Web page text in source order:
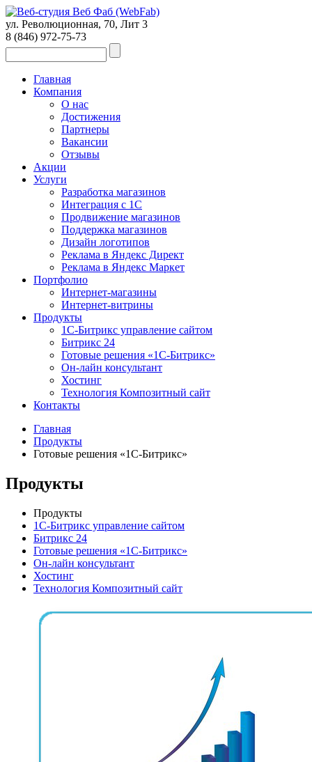
ул. Революционная, 70, Лит 3
8 (846) 972-75-73
Главная
Компания
О нас
Достижения
Партнеры
Вакансии
Отзывы
Акции
Услуги
Разработка магазинов
Интеграция с 1С
Продвижение магазинов
Поддержка магазинов
Дизайн логотипов
Реклама в Яндекс Директ
Реклама в Яндекс Маркет
Портфолио
Интернет-магазины
Интернет-витрины
Продукты
1С-Битрикс управление сайтом
Битрикс 24
Готовые решения «1С-Битрикс»
Он-лайн консультант
Хостинг
Технология Композитный сайт
Контакты
Главная
Продукты
Готовые решения «1С-Битрикс»
Продукты
Продукты
1С-Битрикс управление сайтом
Битрикс 24
Готовые решения «1С-Битрикс»
Он-лайн консультант
Хостинг
Технология Композитный сайт